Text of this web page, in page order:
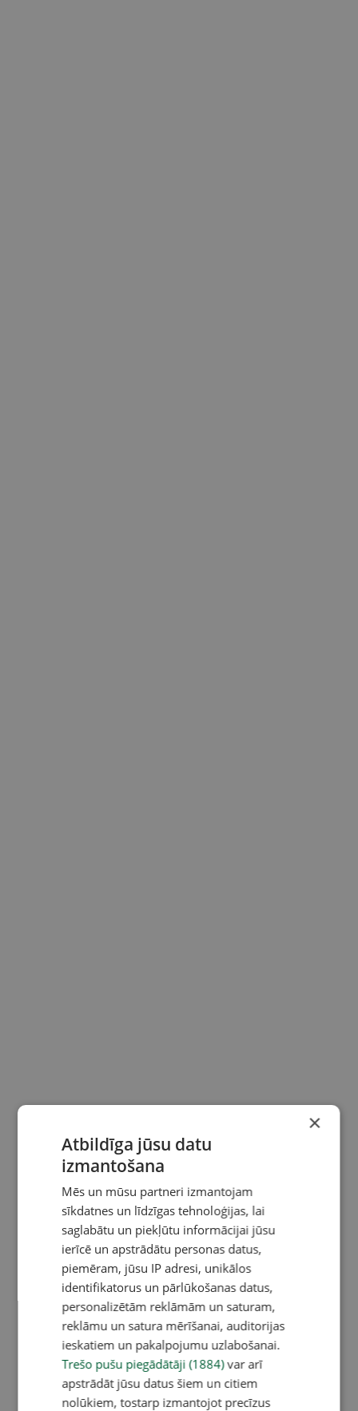
×
Atbildīga jūsu datu
izmantošana
Mēs un mūsu partneri izmantojam
sīkdatnes un līdzīgas tehnoloģijas, lai
saglabātu un piekļūtu informācijai jūsu
ierīcē un apstrādātu personas datus,
piemēram, jūsu IP adresi, unikālos
identifikatorus un pārlūkošanas datus,
personalizētām reklāmām un saturam,
reklāmu un satura mērīšanai, auditorijas
ieskatiem un pakalpojumu uzlabošanai.
Trešo pušu piegādātāji (1884)var arī
apstrādāt jūsu datus šiem un citiem
nolūkiem, tostarp izmantojot precīzus